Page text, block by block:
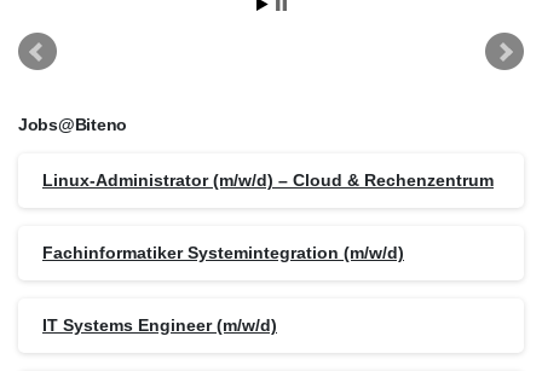
Jobs@Biteno
Linux-Administrator (m/w/d) – Cloud & Rechenzentrum
Fachinformatiker Systemintegration (m/w/d)
IT Systems Engineer (m/w/d)